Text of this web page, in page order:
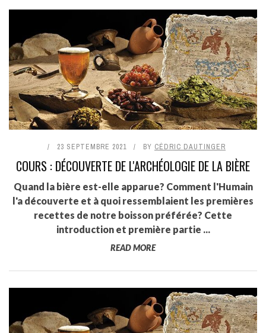
23 SEPTEMBRE 2021 BY CÉDRIC DAUTINGER
COURS : DÉCOUVERTE DE L'ARCHÉOLOGIE DE LA BIÈRE
Quand la bière est-elle apparue? Comment l'Humain
l'a découverte et à quoi ressemblaient les premières
recettes de notre boisson préférée? Cette
introduction et première partie ...
READ MORE